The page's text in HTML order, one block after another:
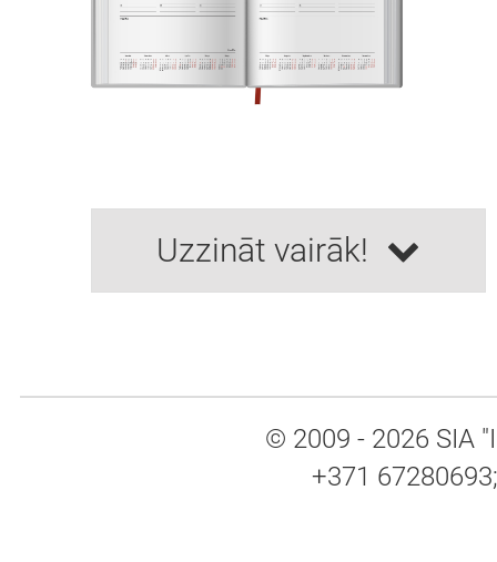
Uzzināt vairāk!
© 2009 - 2026 SIA
+371